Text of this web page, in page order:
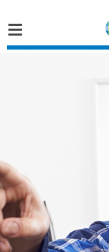
Actueel
Producten
Opleidingen